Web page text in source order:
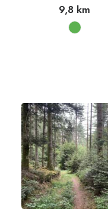
9,8 km